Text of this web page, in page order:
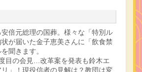
倍元総理の国葬。様々な「特別ル
が届いた金子恵美さんに「飲食禁
聞きます。
目の会見…改革案を発表も鈴木エ
」！現役信者の見解は？教団は変